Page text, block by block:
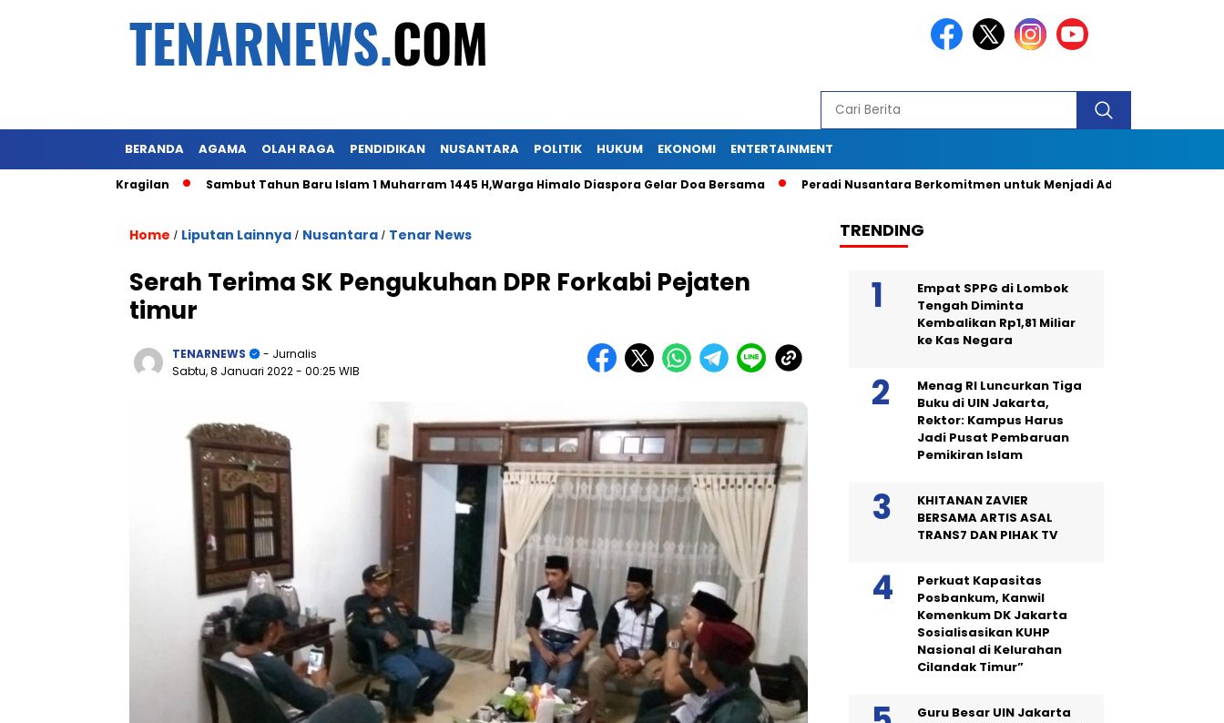
BERANDA AGAMA OLAH RAGA PENDIDIKAN NUSANTARA POLITIK HUKUM EKONOMI ENTERTAINMENT
Sambut Tahun Baru Islam 1 Muharram 1445 H,Warga Himalo Diaspora Gelar Doa Bersama Peradi Nusantara Berkomitmen untuk Menjadi Advokat Spesialis dengan
Home / Liputan Lainnya / Nusantara / Tenar News
Serah Terima SK Pengukuhan DPR Forkabi Pejaten
timur
TENARNEWS
- Jurnalis
Sabtu, 8 Januari 2022- 00:25 WIB
TRENDING
Empat SPPG di Lombok
Tengah Diminta
Kembalikan Rp1,81 Miliar
ke Kas Negara
Menag RI Luncurkan Tiga
Buku di UIN Jakarta,
Rektor: Kampus Harus
Jadi Pusat Pembaruan
Pemikiran Islam
KHITANAN ZAVIER
BERSAMA ARTIS ASAL
TRANS7 DAN PIHAK TV
Perkuat Kapasitas
Posbankum, Kanwil
Kemenkum DK Jakarta
Sosialisasikan KUHP
Nasional di Kelurahan
Cilandak Timur”
Guru Besar UIN Jakarta